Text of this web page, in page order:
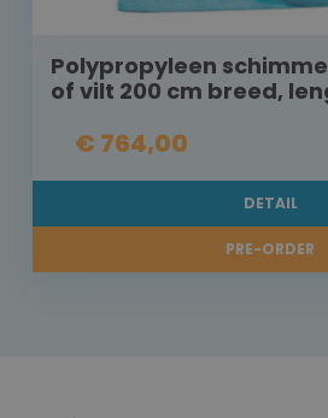
Polypropyleen
of vilt 200 cm breed,
€ 764,00
DETAIL
PRE-ORDER